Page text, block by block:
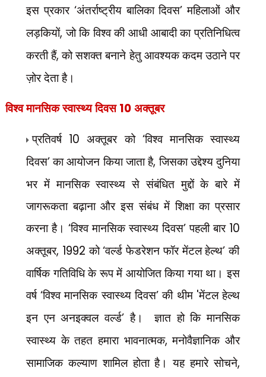
इस प्रकार ‘अंतर्राष्ट्रीय बालिका दिवस’महिलाओं और
लड़कियों,जो कि विश्व की आधी आबादी का प्रतिनिधित्व
करती हैं,को सशक्त बनाने हेतु आवश्यक कदम उठाने पर
ज़ोर देता है।
विश्व मानसिक स्वास्थ्य दिवस 10अक्तूबर
प्रतिवर्ष 10 अक्तूबर को ‘विश्व मानसिक स्वास्थ्य
दिवस’का आयोजन किया जाता है,जिसका उद्देश्य दुनिया
भर में मानसिक स्वास्थ्य से संबंधित मुद्दों के बारे में
जागरूकता बढ़ाना और इस संबंध में शिक्षा का प्रसार
करना है। ‘विश्व मानसिक स्वास्थ्य दिवस’पहली बार 10
अक्तूबर, 1992 को‘वर्ल्ड फेडरेशन फॉर मेंटल हेल्थ’की
वार्षिक गतिविधि के रूप में आयोजित किया गया था। इस
वर्ष‘विश्व मानसिक स्वास्थ्य दिवस’की थीम 'मेंटल हेल्थ
इन एन अनइक्वल वर्ल्ड’है।
ज्ञात हो कि मानसिक
स्वास्थ्य के तहत हमारा भावनात्मक,मनोवैज्ञानिक और
सामाजिक कल्याण शामिल होता है। यह हमारे सोचने,